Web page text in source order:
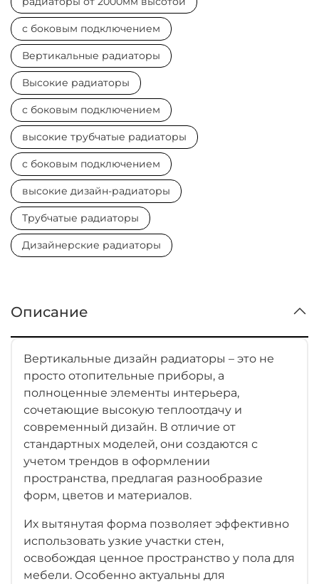
с боковым подключением
Вертикальные радиаторы
Высокие радиаторы
с боковым подключением
высокие трубчатые радиаторы
с боковым подключением
высокие дизайн-радиаторы
Трубчатые радиаторы
Дизайнерские радиаторы
Описание
Вертикальные дизайн радиаторы – это не
просто отопительные приборы, а
полноценные элементы интерьера,
сочетающие высокую теплоотдачу и
современный дизайн. В отличие от
стандартных моделей, они создаются с
учетом трендов в оформлении
пространства, предлагая разнообразие
форм, цветов и материалов.
Их вытянутая форма позволяет эффективно
использовать узкие участки стен,
освобождая ценное пространство у пола для
мебели. Особенно актуальны для